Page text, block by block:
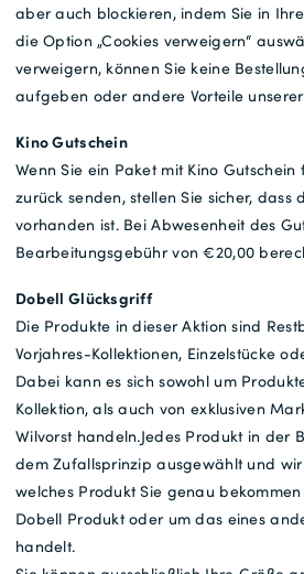
aber auch blockieren, indem Sie in
die Option „Cookies verweigern“
verweigern, können Sie keine
aufgeben oder andere Vorteile
Kino Gutschein
Wenn Sie ein Paket mit Kino
zurück senden, stellen Sie sicher, dass
vorhanden ist. Bei Abwesenheit des
Bearbeitungsgebühr von €20,00
Dobell Glücksgriff
Die Produkte in dieser Aktion sind
Vorjahres-Kollektionen, Einzelstücke
Dabei kann es sich sowohl um
Kollektion, als auch von exklusiven
Wilvorst handeln.Jedes Produkt in der
dem Zufallsprinzip ausgewählt und
welches Produkt Sie genau
Dobell Produkt oder um das eines
handelt.